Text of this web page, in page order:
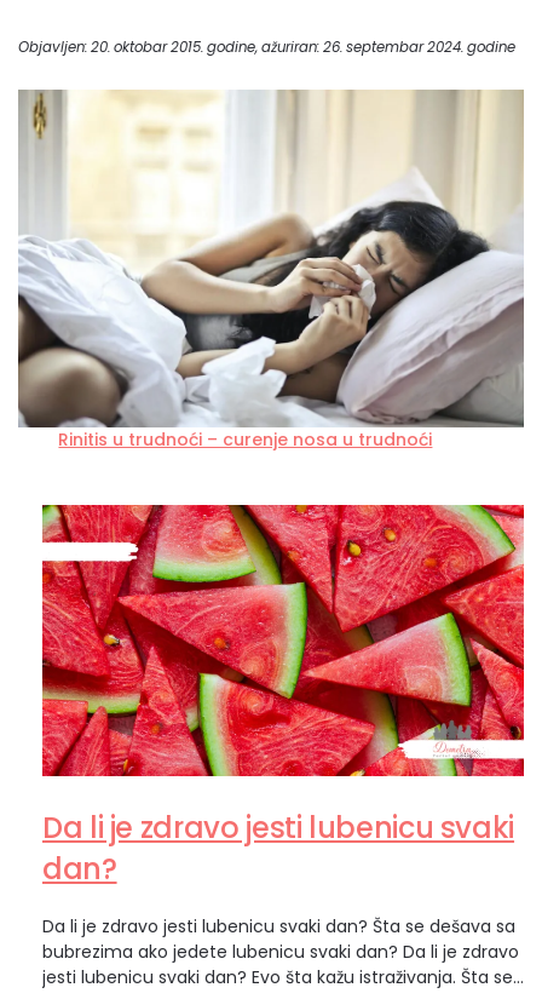
Objavljen: 20. oktobar 2015. godine, ažuriran: 26. septembar 2024. godine
Rinitis u trudnoći – curenje nosa u trudnoći
Da li je zdravo jesti lubenicu svaki
dan?
Da li je zdravo jesti lubenicu svaki dan? Šta se dešava sa
bubrezima ako jedete lubenicu svaki dan? Da li je zdravo
jesti lubenicu svaki dan? Evo šta kažu istraživanja. Šta se